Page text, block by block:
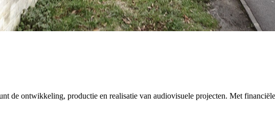
de ontwikkeling, productie en realisatie van audiovisuele projecten. Met